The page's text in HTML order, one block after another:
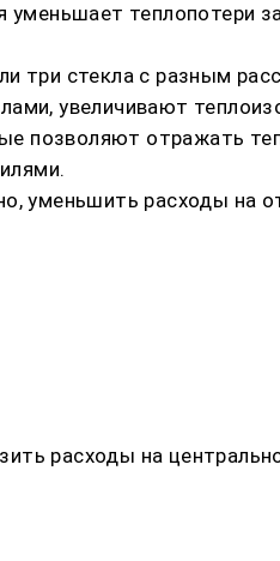
теплопотери
три стекла с разным
увеличивают
позволяют отражать
уменьшить расходы на
расходы на